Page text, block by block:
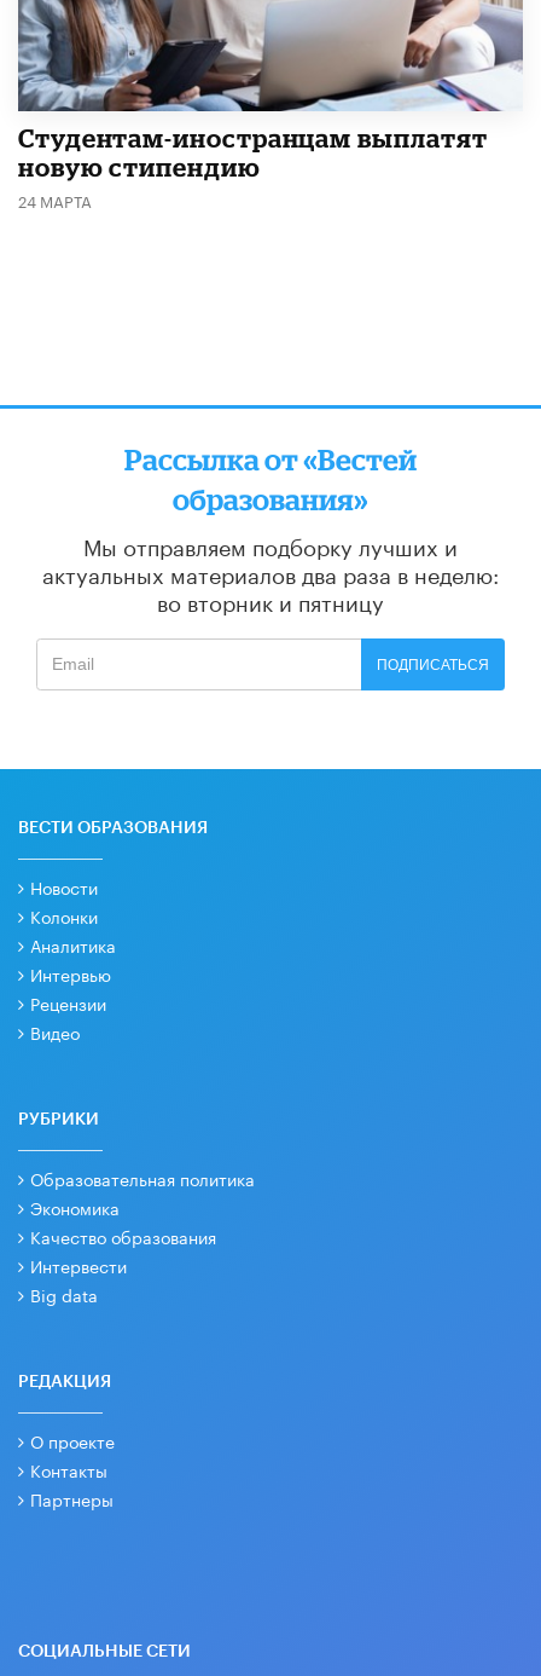
Студентам-иностранцам выплатят
новую стипендию
24 МАРТА
Рассылка от «Вестей
образования»
Мы отправляем подборку лучших и
актуальных материалов два раза в неделю:
во вторник и пятницу
ПОДПИСАТЬСЯ
ВЕСТИ ОБРАЗОВАНИЯ
Новости
Колонки
Аналитика
Интервью
Рецензии
Видео
РУБРИКИ
Образовательная политика
Экономика
Качество образования
Интервести
Big data
РЕДАКЦИЯ
О проекте
Контакты
Партнеры
СОЦИАЛЬНЫЕ СЕТИ